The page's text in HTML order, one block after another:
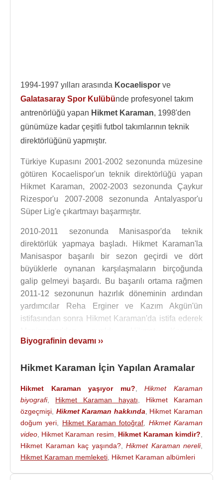
1994-1997 yılları arasında Kocaelispor ve
Galatasaray Spor Kulübünde profesyonel takım
antrenörlüğü yapan Hikmet Karaman, 1998'den
günümüze kadar çeşitli futbol takımlarının teknik
direktörlüğünü yapmıştır.
Türkiye Kupasını 2001-2002 sezonunda müzesine
götüren Kocaelispor'un teknik direktörlüğü yapan
Hikmet Karaman, 2002-2003 sezonunda Çaykur
Rizespor'u 2007-2008 sezonunda Antalyaspor'u
Süper Lig'e çıkartmayı başarmıştır.
2010-2011 sezonunda Manisaspor'da teknik
direktörlük yapmaya başladı. Hikmet Karaman'la
Manisaspor başarılı bir sezon geçirdi ve dört
büyüklerle oynanan karşılaşmaların birçoğunda
galip gelmeyi başardı. Bu başarılı ortama rağmen
2011-12 sezonunun hazırlık döneminin ardından
yardımcılar Reha Erginer ve Kazım Akgün'ün
istifasından sonra Hikmet Karaman'da istifa ederek
Manisaspor'dan ayrılmasının ardından “Futbol
2012 yılında Gaziantepspor teknik direktörü olan
Hikmet Karaman, 4 Şubat 2013 tarihinde
Gaziantepspor'la olan sözleşmesi tek taraflı olarak
feshedilmiştir. Ardından 6 Şubat 2013 günü
Bursaspor'la anlaştı. 8 Ağustos 2013 tarihinde
UEFAAvrupa Ligi ön eleme maçında Vojvodina'ya
elenen Bursaspor, 9 Ağustos 2013 tarihinde teknik
direktör Hikmet Karaman ile yollarını ayırdı.
Biyografinin devamı ››
Hikmet Karaman İçin Yapılan Aramalar
Hikmet Karaman yaşıyor mu? ,Hikmet Karaman
biyografi, Hikmet Karaman hayatı
Hikmet Karaman
özgeçmişi Hikmet Karaman hakkında
Hikmet Karaman
doğum yeri
Hikmet Karaman fotoğraf
Hikmet Karaman
video Hikmet Karaman resim Hikmet Karaman kimdir?
Hikmet Karaman kaç yaşında?, Hikmet Karaman nereli,
Hikmet Karaman memleketi Hikmet Karaman albümleri